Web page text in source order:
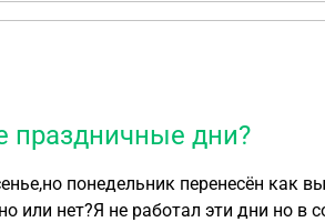
праздничные дни?
понедельник перенесён как
эти дни но в соответствии с ТК РФ статья